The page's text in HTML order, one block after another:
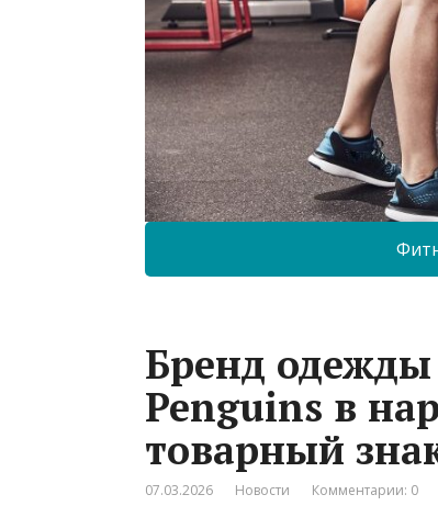
Бренд
Penguins в
товарный
07.03.2026 Новости Комментарии: 0